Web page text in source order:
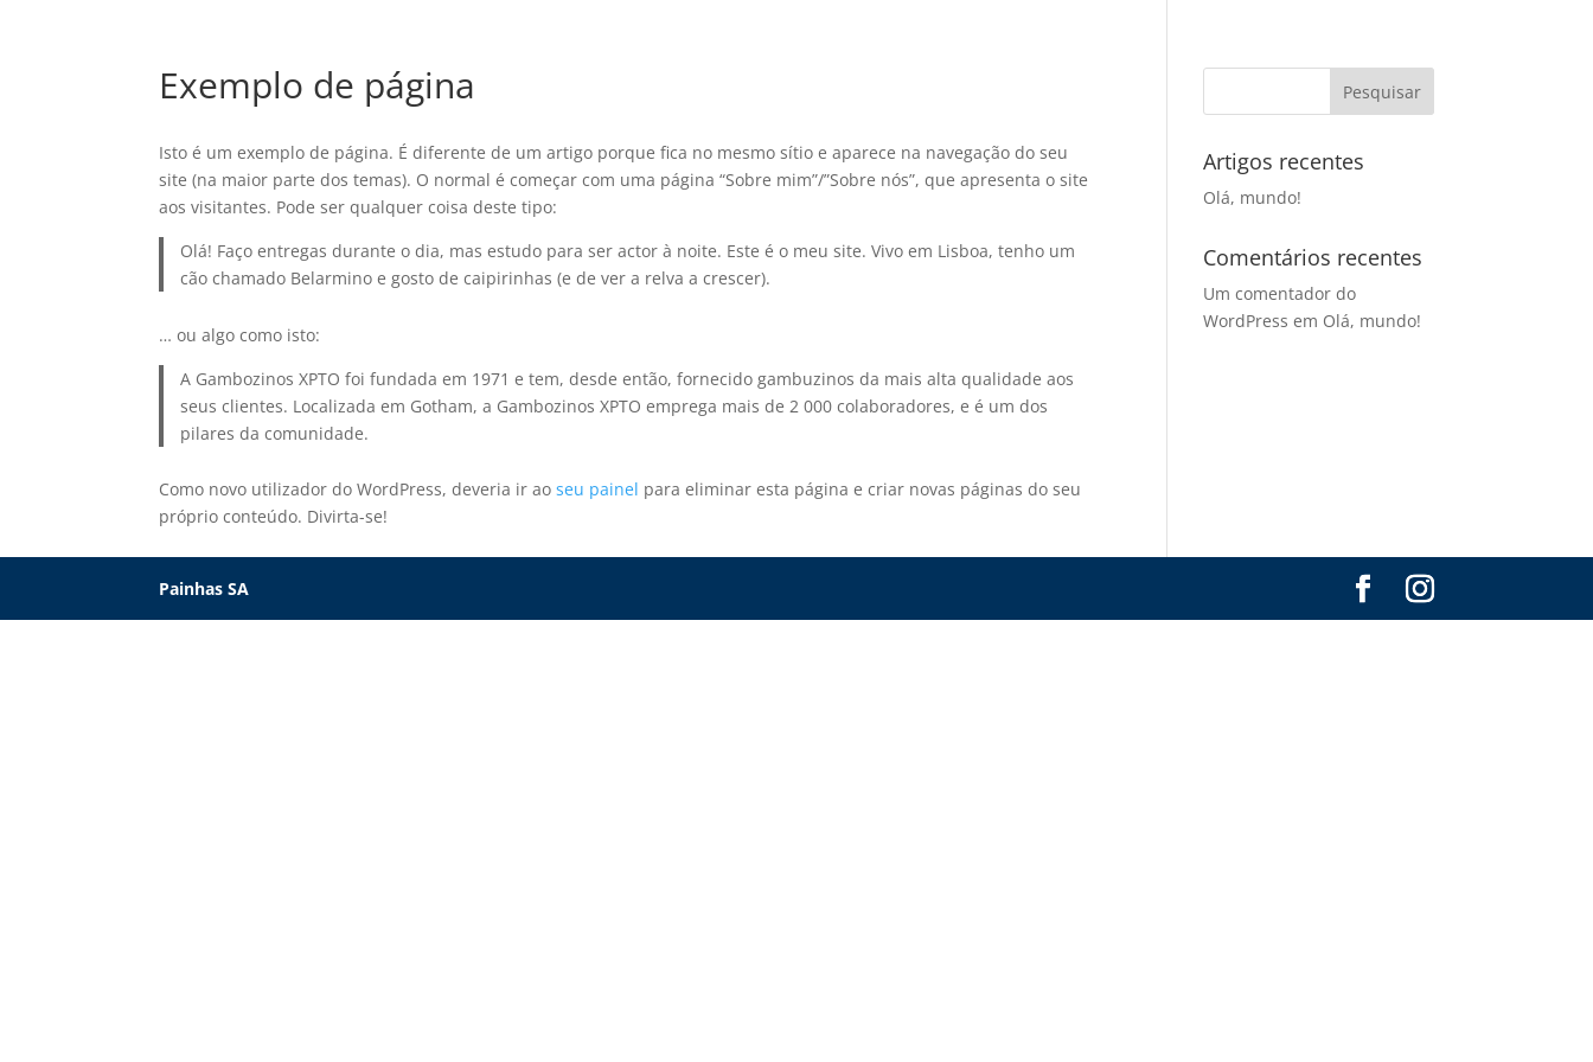
Exemplo de página
Isto é um exemplo de página. É diferente de um artigo porque fica no mesmo sítio e aparece na navegação do seu
site (na maior parte dos temas). O normal é começar com uma página “Sobre mim”/”Sobre nós”, que apresenta o site
aos visitantes. Pode ser qualquer coisa deste tipo:
Olá! Faço entregas durante o dia, mas estudo para ser actor à noite. Este é o meu site. Vivo em Lisboa, tenho um
cão chamado Belarmino e gosto de caipirinhas (e de ver a relva a crescer).
… ou algo como isto:
A Gambozinos XPTO foi fundada em 1971 e tem, desde então, fornecido gambuzinos da mais alta qualidade aos
seus clientes. Localizada em Gotham, a Gambozinos XPTO emprega mais de 2 000 colaboradores, e é um dos
pilares da comunidade.
Como novo utilizador do WordPress, deveria ir aoseu painel para eliminar esta página e criar novas páginas do seu
próprio conteúdo. Divirta-se!
Artigos recentes
Olá, mundo!
Comentários recentes
Um comentador do
WordPress em Olá, mundo!
Painhas SA